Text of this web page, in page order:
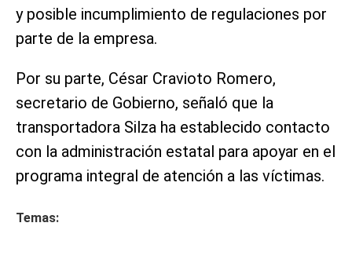
y posible incumplimiento de regulaciones por
parte de la empresa.
Por su parte, César Cravioto Romero,
secretario de Gobierno, señaló que la
transportadora Silza ha establecido contacto
con la administración estatal para apoyar en el
programa integral de atención a las víctimas.
Temas: